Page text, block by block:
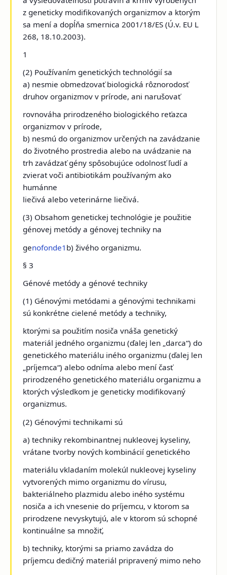
z geneticky modifikovaných organizmov a ktorým
sa mení a dopĺňa smernica 2001/18/ES (Ú.v. EU L
268, 18.10.2003).
1
(2) Používaním genetických technológií sa
a) nesmie obmedzovať biologická rôznorodosť
druhov organizmov v prírode, ani narušovať
rovnováha prirodzeného biologického reťazca
organizmov v prírode,
b) nesmú do organizmov určených na zavádzanie
do životného prostredia alebo na uvádzanie na
trh zavádzať gény spôsobujúce odolnosť ľudí a
zvierat voči antibiotikám používaným ako
humánne
liečivá alebo veterinárne liečivá.
(3) Obsahom genetickej technológie je použitie
génovej metódy a génovej techniky na
genofonde1 b) živého organizmu.
§ 3
Génové metódy a génové techniky
(1) Génovými metódami a génovými technikami
sú konkrétne cielené metódy a techniky,
ktorými sa použitím nosiča vnáša genetický
materiál jedného organizmu (ďalej len „darca“) do
genetického materiálu iného organizmu (ďalej len
„príjemca“) alebo odníma alebo mení časť
prirodzeného genetického materiálu organizmu a
ktorých výsledkom je geneticky modifikovaný
organizmus.
(2) Génovými technikami sú
a) techniky rekombinantnej nukleovej kyseliny,
vrátane tvorby nových kombinácií genetického
materiálu vkladaním molekúl nukleovej kyseliny
vytvorených mimo organizmu do vírusu,
bakteriálneho plazmidu alebo iného systému
nosiča a ich vnesenie do príjemcu, v ktorom sa
prirodzene nevyskytujú, ale v ktorom sú schopné
kontinuálne sa množiť,
b) techniky, ktorými sa priamo zavádza do
príjemcu dedičný materiál pripravený mimo neho